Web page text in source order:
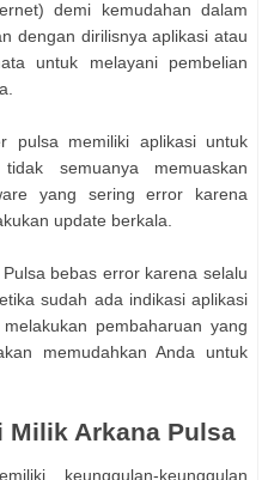
demi kemudahan dalam
dengan dirilisnya aplikasi atau
untuk melayani pembelian
pulsa memiliki aplikasi untuk
semuanya memuaskan
yang sering error karena
update berkala.
bebas error karena selalu
sudah ada indikasi aplikasi
pembaharuan yang
memudahkan Anda untuk
Arkana Pulsa
keunggulan-keunggulan